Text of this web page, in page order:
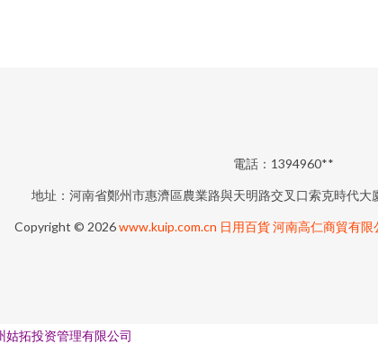
電話：1394960**
地址：河南省鄭州市惠濟區農業路與天明路交叉口索克時代大
Copyright © 2026www.kuip.com.cn 日用百貨 河南高仁商貿有限
拓投资管理有限公司